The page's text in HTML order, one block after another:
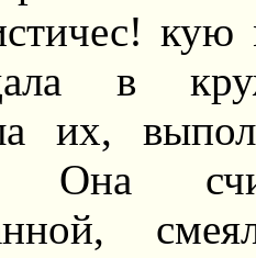
в
их,
Она